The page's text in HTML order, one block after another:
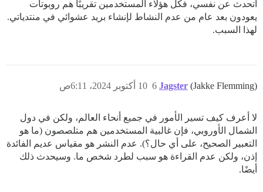
أتحدث عن نفسي، فكل هؤلاء المستخدمين تقريبًا هم روبوتات
يعودون بعد عام من عدم النشاط لإنشاء بريد عشوائي في منتدياتي.
لهذا السبب.
Jagster (Jakke Flemming) 10 أكتوبر 2024، 6:11ص 6
لا أعرف كيف تسير الأمور في جميع أنحاء العالم، ولكن في دول
الشمال الأوروبي، فإن غالبية المستخدمين هم متلصصون (ما هو
التعبير الصحيح، على أي حال؟). عدم النشر هو مقياس عديم الفائدة
إذن، ولكن عدم القراءة هو سبب لطرد شخص ما. وسيحدث ذلك
أيضًا.